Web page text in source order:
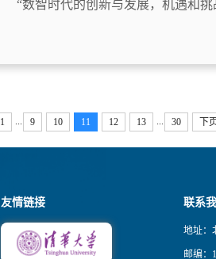
“数智时代的创新与发展，机遇和挑
1 ... 9 10 11 12 13 ... 30 下
友情链接 联系我
地址：
邮编：